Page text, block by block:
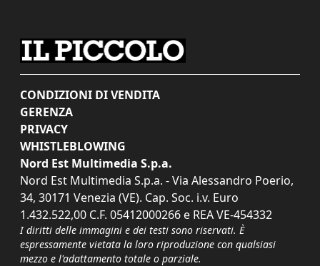
CONDIZIONI DI VENDITA
GERENZA
PRIVACY
WHISTLEBLOWING
Nord Est Multimedia S.p.a.
Nord Est Multimedia S.p.a. - Via Alessandro Poerio,
34, 30171 Venezia (VE). Cap. Soc. i.v. Euro
1.432.522,00 C.F. 05412000266 e REA VE-454332
I diritti delle immagini e dei testi sono riservati. È
espressamente vietata la loro riproduzione con qualsiasi
mezzo e l'adattamento totale o parziale.